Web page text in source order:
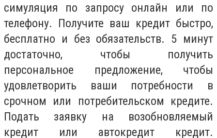
симуляция по запросу онлайн или по
телефону. Получите ваш кредит быстро,
бесплатно и без обязательств. 5 минут
достаточно, чтобы получить
персональное предложение, чтобы
удовлетворить ваши потребности в
срочном или потребительском кредите.
Подать заявку на возобновляемый
кредит или автокредит кредит.